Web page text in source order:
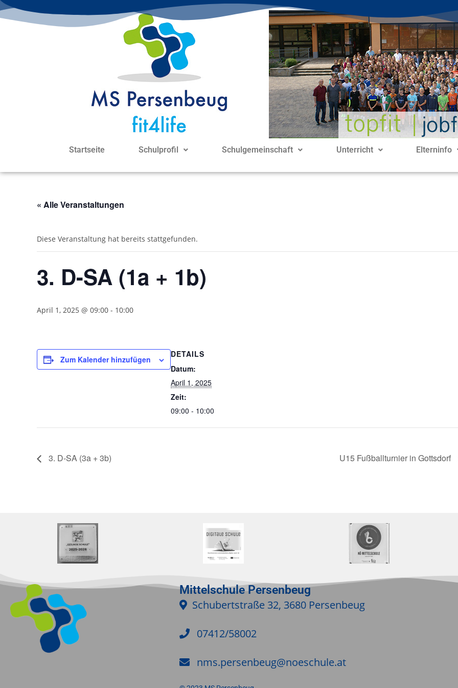
Startseite Schulprofil Schulgemeinschaft Unterricht Elterninfo
« Alle Veranstaltungen
Diese Veranstaltung hat bereits stattgefunden.
3. D-SA (1a + 1b)
April 1, 2025 @ 09:00 - 10:00
Zum Kalender hinzufügen
DETAILS
Datum:
April 1, 2025
Zeit:
09:00 - 10:00
3. D-SA (3a + 3b) U15 Fußballturnier in Gottsdorf
Mittelschule Persenbeug
Schubertstraße 32, 3680 Persenbeug
07412/58002
nms.persenbeug@noeschule.at